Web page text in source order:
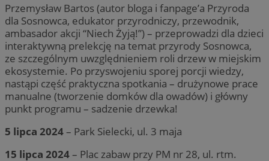
Przemysław Bartos (autor bloga i fanpage’a Przyroda
dla Sosnowca, edukator przyrodniczy, przewodnik,
ambasador akcji “Niech Żyją!”) – przeprowadzi dla dzieci
interaktywną prelekcję na temat przyrody Sosnowca,
ze szczególnym uwzględnieniem roli drzew w miejskim
ekosystemie. Po przyswojeniu sporej porcji wiedzy,
nastąpi część praktyczna spotkania – drużynowe prace
manualne (tworzenie domków dla owadów) i główny
punkt programu – sadzenie drzewka!
5 lipca 2024– Park Sielecki, ul. 3 maja
15 lipca 2024– Plac zabaw przy PM nr 28, ul. rtm.